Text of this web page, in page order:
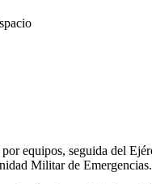
equipos, seguida del
Militar de